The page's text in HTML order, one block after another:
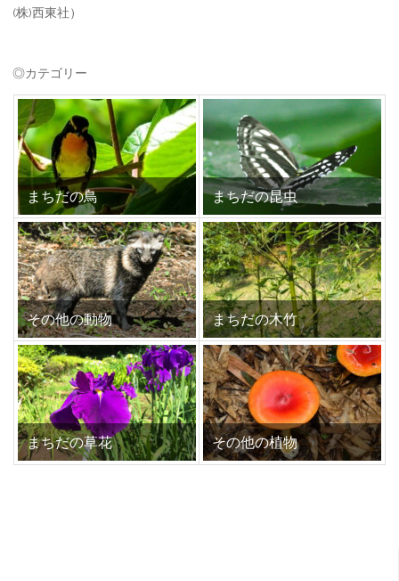
(株)西東社）
◎カテゴリー
まちだの鳥 まちだの昆虫
その他の動物 まちだの木竹
まちだの草花 その他の植物